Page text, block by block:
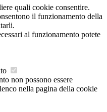
quali cookie consentire.
il funzionamento della
al funzionamento potete
non possono essere
nella pagina della cookie